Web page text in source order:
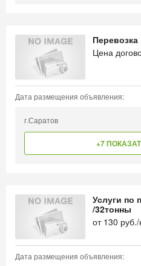
Перевозка
Цена
Дата размещения объявления:
г.Саратов
+7
Услуги по
/32тонны
от 130
Дата размещения объявления: